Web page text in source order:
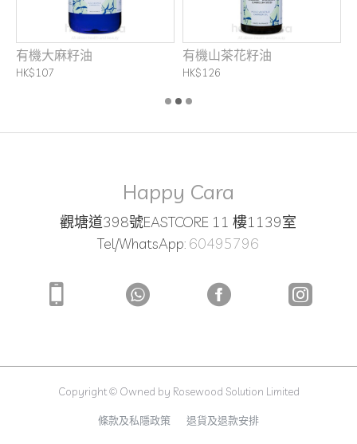
有機大麻籽油
HK$107
有機山茶花籽油
HK$126
Happy Cara
觀塘道398號EASTCORE 11 樓1139室
Tel/WhatsApp: 60495796
Copyright © Owned by Rosewood Solution Limited
條款及私隱政策 退貨及退款安排